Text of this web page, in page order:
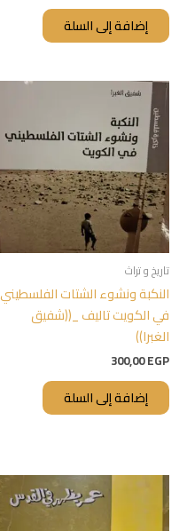
إضافة إلى السلة
تاريخ و تراث
النكبة ونشوء الشتات الفلسطيني
في الكويت تاليف _((شفيق
الغبرا))
300,00EGP
إضافة إلى السلة